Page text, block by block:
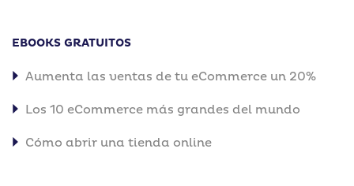
EBOOKS GRATUITOS
Aumenta las ventas de tu eCommerce un 20%
Los 10 eCommerce más grandes del mundo
Cómo abrir una tienda online